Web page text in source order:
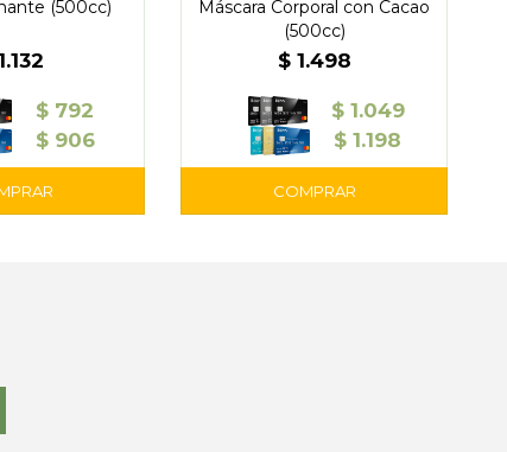
(500cc)
$ 792
$ 906
Máscara Corporal con Cacao
(500cc)
$ 1.498
$ 1.049
$ 1.198